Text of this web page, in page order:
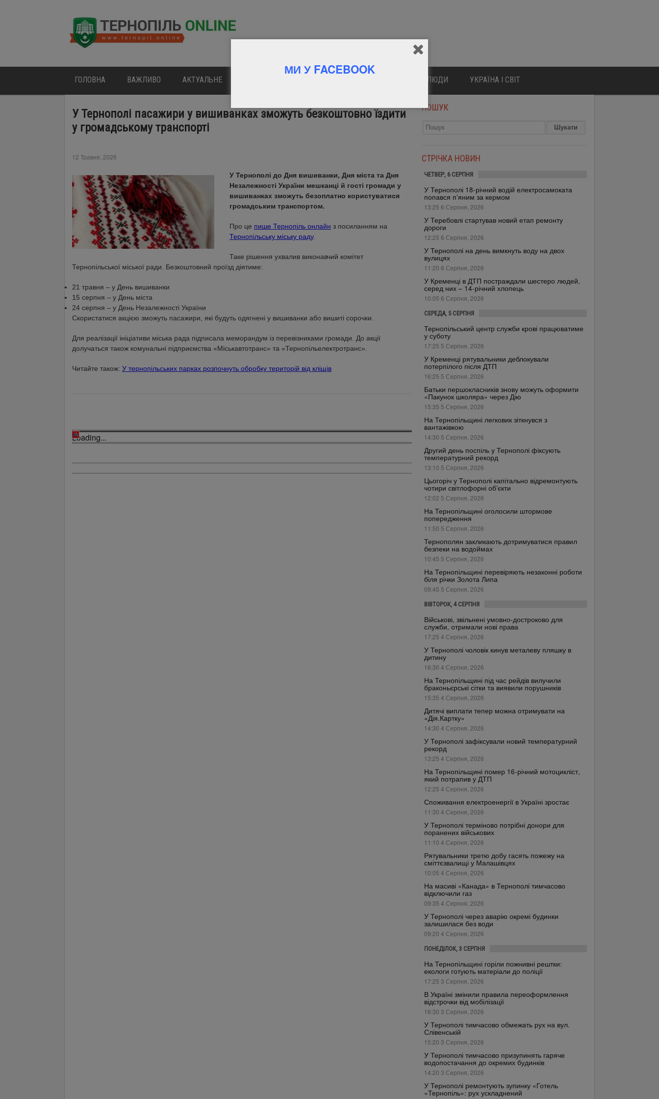
ГОЛОВНА ВАЖЛИВО АКТУАЛЬНЕ ВІДОМІ ЛЮДИ УКРАЇНА І СВІТ
У Тернополі пасажири у вишиванках зможуть безкоштовно їздити
у громадському транспорті
12 Травня, 2026
У Тернополі до Дня вишиванки, Дня міста та Дня
Незалежності України мешканці й гості громади у
вишиванках зможуть безоплатно користуватися
громадським транспортом.
Про це пише Тернопіль онлайн з посиланням на
Тернопільську міську раду.
Таке рішення ухвалив виконавчий комітет
Тернопільської міської ради. Безкоштовний проїзд діятиме:
21 травня – у День вишиванки
15 серпня – у День міста
24 серпня – у День Незалежності України
Скористатися акцією зможуть пасажири, які будуть одягнені у вишиванки або вишиті сорочки.
Для реалізації ініціативи міська рада підписала меморандум із перевізниками громади. До акції
долучаться також комунальні підприємства «Міськавтотранс» та «Тернопільелектротранс».
Читайте також: У тернопільських парках розпочнуть обробку територій від кліщів
Loading...
ПОШУК
СТРІЧКА НОВИН
ЧЕТВЕР, 6 СЕРПНЯ
У Тернополі 18-річний водій електросамоката
попався п’яним за кермом
13:25 6 Серпня, 2026
У Теребовлі стартував новий етап ремонту
дороги
12:25 6 Серпня, 2026
У Тернополі на день вимкнуть воду на двох
вулицях
11:20 6 Серпня, 2026
У Кременці в ДТП постраждали шестеро людей,
серед них – 14-річний хлопець
10:05 6 Серпня, 2026
СЕРЕДА, 5 СЕРПНЯ
Тернопільський центр служби крові працюватиме
у суботу
17:25 5 Серпня, 2026
У Кременці рятувальники деблокували
потерпілого після ДТП
16:25 5 Серпня, 2026
Батьки першокласників знову можуть оформити
«Пакунок школяра» через Дію
15:35 5 Серпня, 2026
На Тернопільщині легковик зіткнувся з
вантажівкою
14:30 5 Серпня, 2026
Другий день поспіль у Тернополі фіксують
температурний рекорд
13:10 5 Серпня, 2026
Цьогоріч у Тернополі капітально відремонтують
чотири світлофорні об’єкти
12:02 5 Серпня, 2026
На Тернопільщині оголосили штормове
попередження
11:50 5 Серпня, 2026
Тернополян закликають дотримуватися правил
безпеки на водоймах
10:45 5 Серпня, 2026
На Тернопільщині перевіряють незаконні роботи
біля річки Золота Липа
09:45 5 Серпня, 2026
ВІВТОРОК, 4 СЕРПНЯ
Військові, звільнені умовно-достроково для
служби, отримали нові права
17:25 4 Серпня, 2026
У Тернополі чоловік кинув металеву пляшку в
дитину
16:30 4 Серпня, 2026
На Тернопільщині під час рейдів вилучили
браконьєрські сітки та виявили порушників
15:35 4 Серпня, 2026
Дитячі виплати тепер можна отримувати на
«Дія.Картку»
14:30 4 Серпня, 2026
У Тернополі зафіксували новий температурний
рекорд
13:25 4 Серпня, 2026
На Тернопільщині помер 16-річний мотоцикліст,
який потрапив у ДТП
12:25 4 Серпня, 2026
Споживання електроенергії в Україні зростає
11:30 4 Серпня, 2026
У Тернополі терміново потрібні донори для
поранених військових
11:10 4 Серпня, 2026
Рятувальники третю добу гасять пожежу на
сміттєзвалищі у Малашівцях
10:05 4 Серпня, 2026
На масиві «Канада» в Тернополі тимчасово
відключили газ
09:35 4 Серпня, 2026
У Тернополі через аварію окремі будинки
залишилася без води
09:20 4 Серпня, 2026
ПОНЕДІЛОК, 3 СЕРПНЯ
На Тернопільщині горіли пожнивні рештки:
екологи готують матеріали до поліції
17:25 3 Серпня, 2026
В Україні змінили правила переоформлення
відстрочки від мобілізації
16:30 3 Серпня, 2026
У Тернополі тимчасово обмежать рух на вул.
Слівенській
15:20 3 Серпня, 2026
У Тернополі тимчасово призупинять гаряче
водопостачання до окремих будинків
14:20 3 Серпня, 2026
У Тернополі ремонтують зупинку «Готель
«Тернопіль»: рух ускладнений
МИ У FACEBOOK